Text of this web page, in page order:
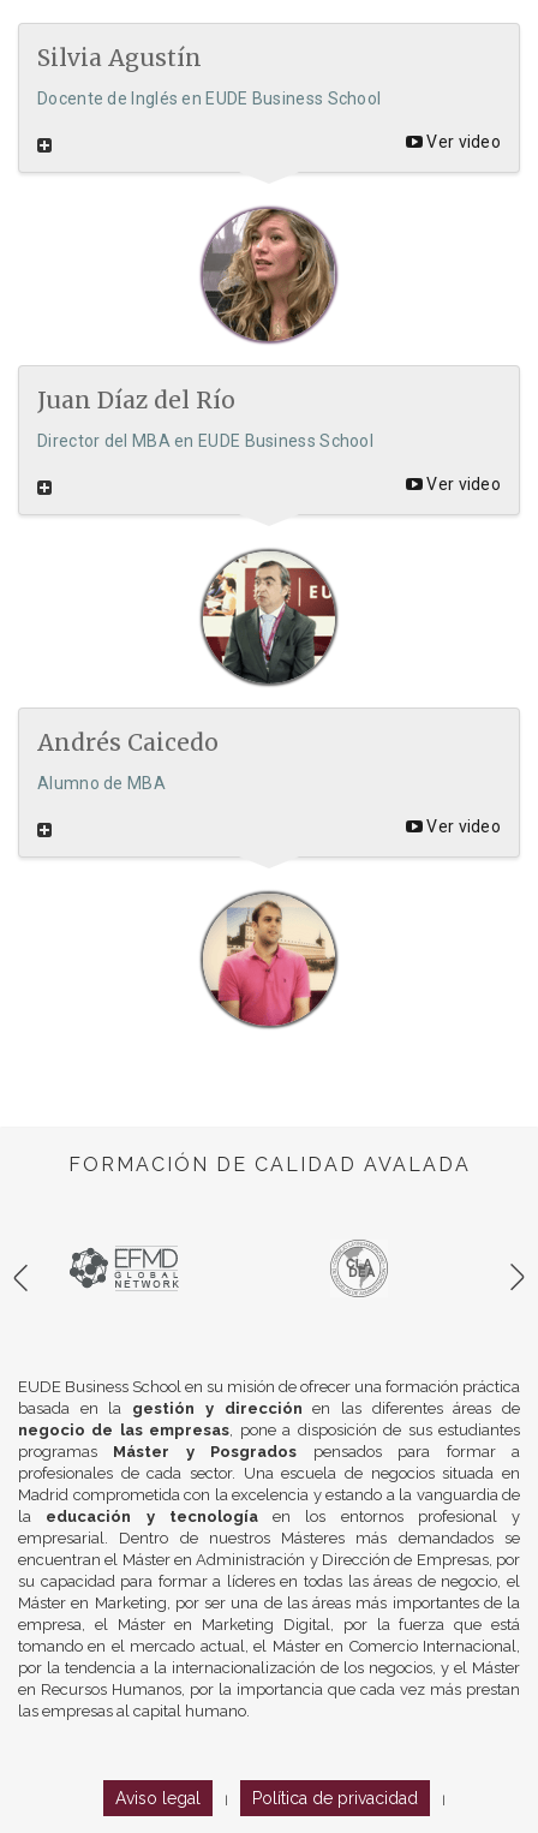
Silvia Agustín
Docente de Inglés en EUDE Business School
Ver video
Juan Díaz del Río
Director del MBA en EUDE Business School
Ver video
Andrés Caicedo
Alumno de MBA
Ver video
FORMACIÓN DE CALIDAD AVALADA
EUDE Business School en su misión de ofrecer una formación práctica
basada en la gestión y dirección en las diferentes áreas de
negocio de las empresas, pone a disposición de sus estudiantes
programas Máster y Posgrados pensados para formar a
profesionales de cada sector. Una escuela de negocios situada en
Madrid comprometida con la excelencia y estando a la vanguardia de
la educación y tecnologíaen los entornos profesional y
empresarial. Dentro de nuestros Másteres más demandados se
encuentran el Máster en Administración y Dirección de Empresas, por
su capacidad para formar a líderes en todas las áreas de negocio, el
Máster en Marketing, por ser una de las áreas más importantes de la
empresa, el Máster en Marketing Digital, por la fuerza que está
tomando en el mercado actual, el Máster en Comercio Internacional,
por la tendencia a la internacionalización de los negocios, y el Máster
en Recursos Humanos, por la importancia que cada vez más prestan
las empresas al capital humano.
Aviso legal Política de privacidad